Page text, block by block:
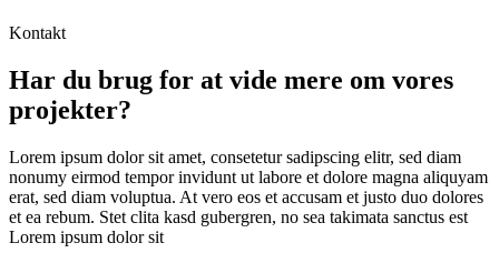
Kontakt
Har du brug for at vide mere om vores
projekter?
Lorem ipsum dolor sit amet, consetetur sadipscing elitr, sed diam
nonumy eirmod tempor invidunt ut labore et dolore magna aliquyam
erat, sed diam voluptua. At vero eos et accusam et justo duo dolores
et ea rebum. Stet clita kasd gubergren, no sea takimata sanctus est
Lorem ipsum dolor sit